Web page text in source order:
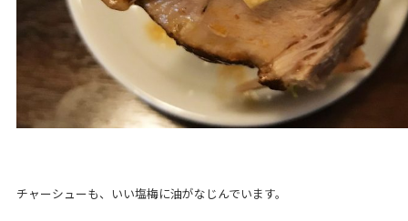
チャーシューも、いい塩梅に油がなじんでいます。